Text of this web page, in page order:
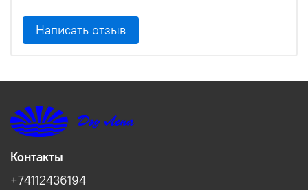
Написать отзыв
Контакты
+74112436194